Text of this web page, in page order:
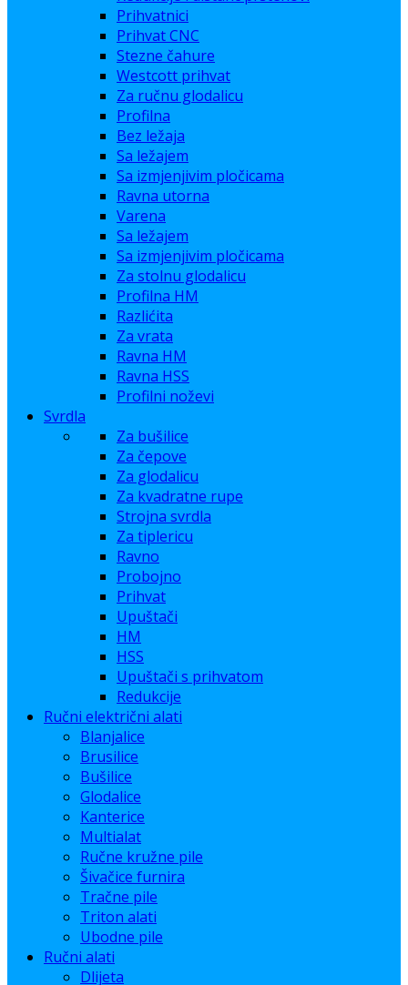
Prihvatnici
Prihvat CNC
Stezne čahure
Westcott prihvat
Za ručnu glodalicu
Profilna
Bez ležaja
Sa ležajem
Sa izmjenjivim pločicama
Ravna utorna
Varena
Sa ležajem
Sa izmjenjivim pločicama
Za stolnu glodalicu
Profilna HM
Razlićita
Za vrata
Ravna HM
Ravna HSS
Profilni noževi
Svrdla
Za bušilice
Za čepove
Za glodalicu
Za kvadratne rupe
Strojna svrdla
Za tiplericu
Ravno
Probojno
Prihvat
Upuštači
HM
HSS
Upuštači s prihvatom
Redukcije
Ručni električni alati
Blanjalice
Brusilice
Bušilice
Glodalice
Kanterice
Multialat
Ručne kružne pile
Šivačice furnira
Tračne pile
Triton alati
Ubodne pile
Ručni alati
Dlijeta